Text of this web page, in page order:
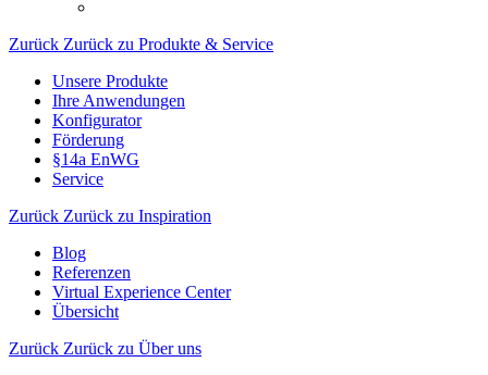
Zurück Zurück zu Produkte & Service
Unsere Produkte
Ihre Anwendungen
Konfigurator
Förderung
§14a EnWG
Service
Zurück Zurück zu Inspiration
Blog
Referenzen
Virtual Experience Center
Übersicht
Zurück Zurück zu Über uns